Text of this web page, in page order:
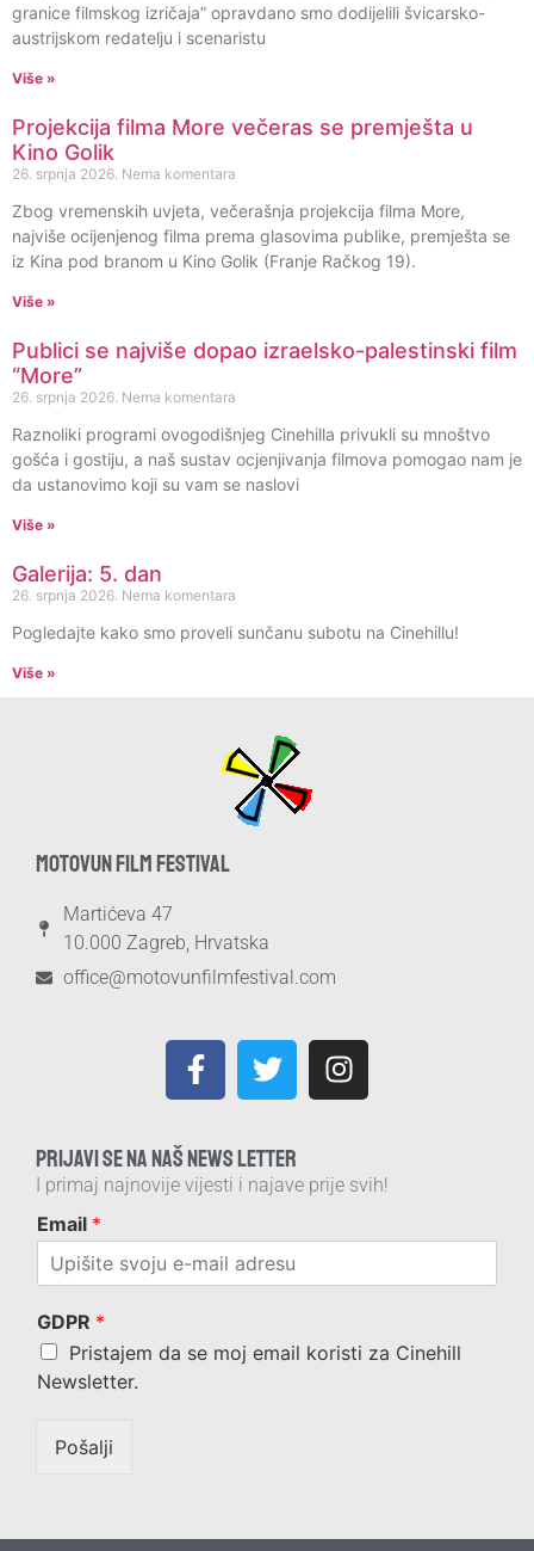
granice filmskog izričaja” opravdano smo dodijelili švicarsko-
austrijskom redatelju i scenaristu
Više »
Projekcija filma More večeras se premješta u
Kino Golik
26. srpnja 2026. Nema komentara
Zbog vremenskih uvjeta, večerašnja projekcija filma More,
najviše ocijenjenog filma prema glasovima publike, premješta se
iz Kina pod branom u Kino Golik (Franje Račkog 19).
Više »
Publici se najviše dopao izraelsko-palestinski film
“More”
26. srpnja 2026. Nema komentara
Raznoliki programi ovogodišnjeg Cinehilla privukli su mnoštvo
gošća i gostiju, a naš sustav ocjenjivanja filmova pomogao nam je
da ustanovimo koji su vam se naslovi
Više »
Galerija: 5. dan
26. srpnja 2026. Nema komentara
Pogledajte kako smo proveli sunčanu subotu na Cinehillu!
Više »
MOTOVUN FILM FESTIVAL
Martićeva 47
10.000 Zagreb, Hrvatska
office@motovunfilmfestival.com
PRIJAVI SE NA NAŠ NEWS LETTER
I primaj najnovije vijesti i najave prije svih!
Email *
GDPR *
Pristajem da se moj email koristi za Cinehill
Newsletter.
Pošalji